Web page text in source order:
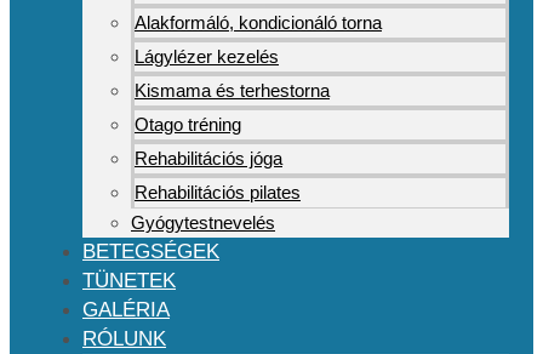
Alakformáló, kondicionáló torna
Lágylézer kezelés
Kismama és terhestorna
Otago tréning
Rehabilitációs jóga
Rehabilitációs pilates
Gyógytestnevelés
BETEGSÉGEK
TÜNETEK
GALÉRIA
RÓLUNK